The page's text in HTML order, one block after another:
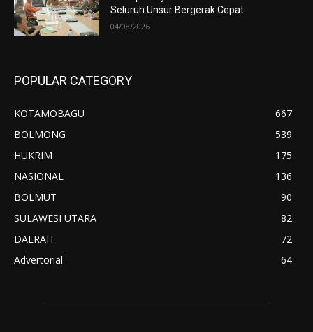
Seluruh Unsur Bergerak Cepat
04/08/2026
POPULAR CATEGORY
KOTAMOBAGU
667
BOLMONG
539
HUKRIM
175
NASIONAL
136
BOLMUT
90
SULAWESI UTARA
82
DAERAH
72
Advertorial
64